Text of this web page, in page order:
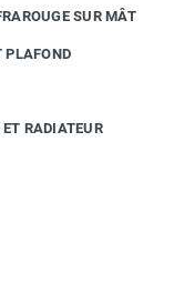
SUR MÂT
PLAFOND
RADIATEUR